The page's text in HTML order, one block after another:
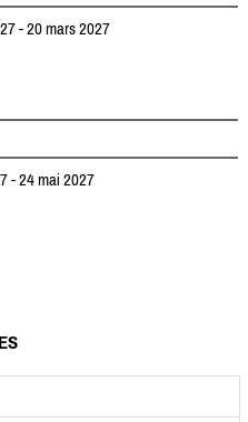
- 20 mars 2027
- 24 mai 2027